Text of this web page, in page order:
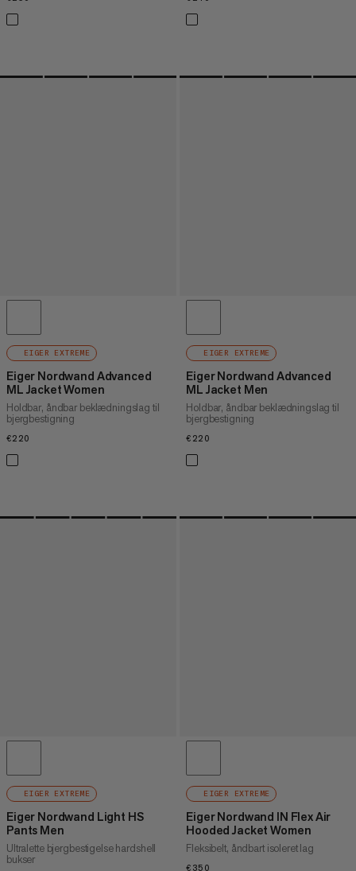
EIGER EXTREME
Eiger Nordwand Advanced
ML Jacket Women
Holdbar, åndbar beklædningslag til
bjergbestigning
€220
EIGER EXTREME
Eiger Nordwand Advanced
ML Jacket Men
Holdbar, åndbar beklædningslag til
bjergbestigning
€220
EIGER EXTREME
Eiger Nordwand Light HS
Pants Men
Ultralette bjergbestigelse hardshell
bukser
EIGER EXTREME
Eiger Nordwand IN Flex Air
Hooded Jacket Women
Fleksibelt, åndbart isoleret lag
€350